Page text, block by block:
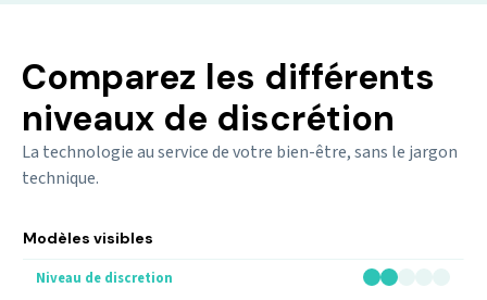
Comparez les différents
niveaux de discrétion
La technologie au service de votre bien-être, sans le jargon
technique.
Modèles visibles